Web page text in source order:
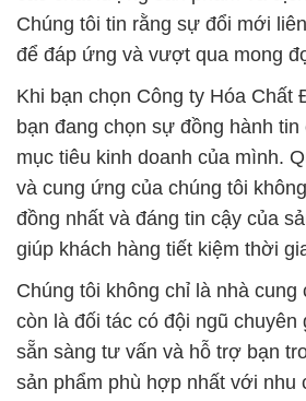
Chúng tôi tin rằng sự đổi mới
để đáp ứng và vượt qua mong
Khi bạn chọn Công ty Hóa Chất
bạn đang chọn sự đồng hành
mục tiêu kinh doanh của mình.
và cung ứng của chúng tôi
đồng nhất và đáng tin cậy của
giúp khách hàng tiết kiệm thời
Chúng tôi không chỉ là nhà cung
còn là đối tác có đội ngũ chuyên
sẵn sàng tư vấn và hỗ trợ bạn
sản phẩm phù hợp nhất với nhu